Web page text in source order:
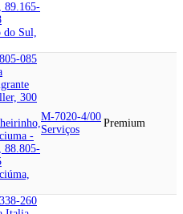
89.165-
do Sul,
085
300
-
88.805-
M-7020-4/00
Serviços
Premium
260